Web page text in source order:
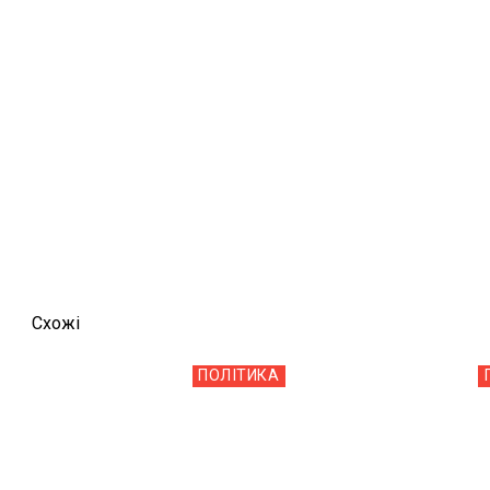
Схожi
ПОЛІТИКА